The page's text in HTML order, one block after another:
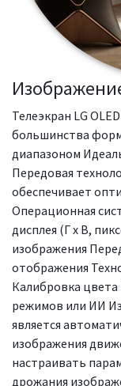
Телеэкран LG
большинства
диапазоном
Передовая
обеспечивает
Операционная
дисплея (Г x В,
изображения
отображения
Калибровка
режимов или ИИ
является
изображения
настраивать
дрожания